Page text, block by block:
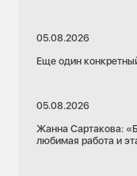
05.08.2026
Еще один
05.08.2026
Жанна Сартакова:
любимая работа и